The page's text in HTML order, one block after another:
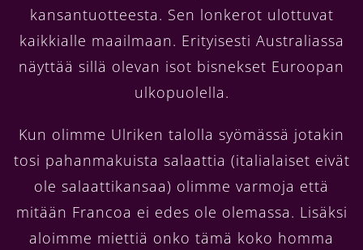
kansantuotteesta. Sen lonkerot ulottuvat
kaikkialle maailmaan. Erityisesti Australiassa
näyttää sillä olevan isot bisnekset Euroopan
ulkopuolella.
Kun olimme Ulriken talolla syömässä jotakin
tosi pahanmakuista salaattia (italialaiset eivät
ole salaattikansaa) olimme varmoja että
mitään Francoa ei edes ole olemassa. Lisäksi
aloimme miettiä onko tämä koko homma